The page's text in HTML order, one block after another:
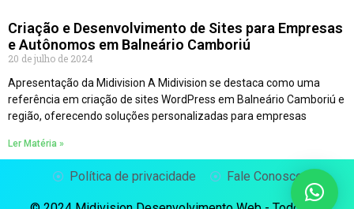
Criação e Desenvolvimento de Sites para Empresas
e Autônomos em Balneário Camboriú
20 de julho de 2024
Apresentação da Midivision A Midivision se destaca como uma
referência em criação de sites WordPress em Balneário Camboriú e
região, oferecendo soluções personalizadas para empresas
Ler Matéria »
Política de privacidade Fale Conosco